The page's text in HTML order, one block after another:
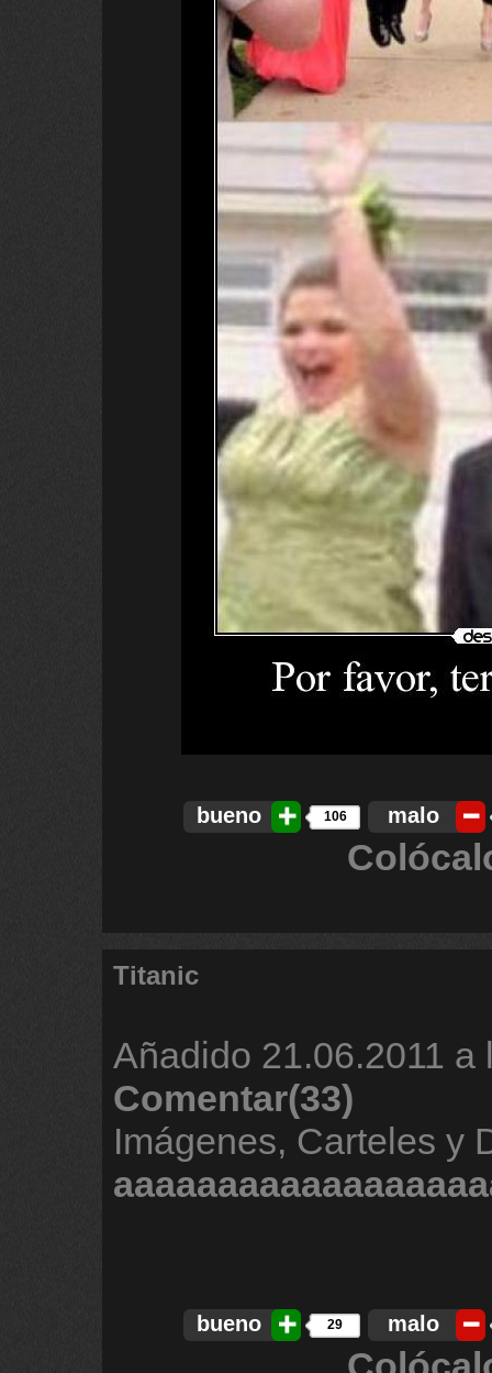
bueno 106 malo
Titanic
Añadido 21.06.2011 a
Comentar(33)
Imágenes, Carteles y
bueno 29 malo